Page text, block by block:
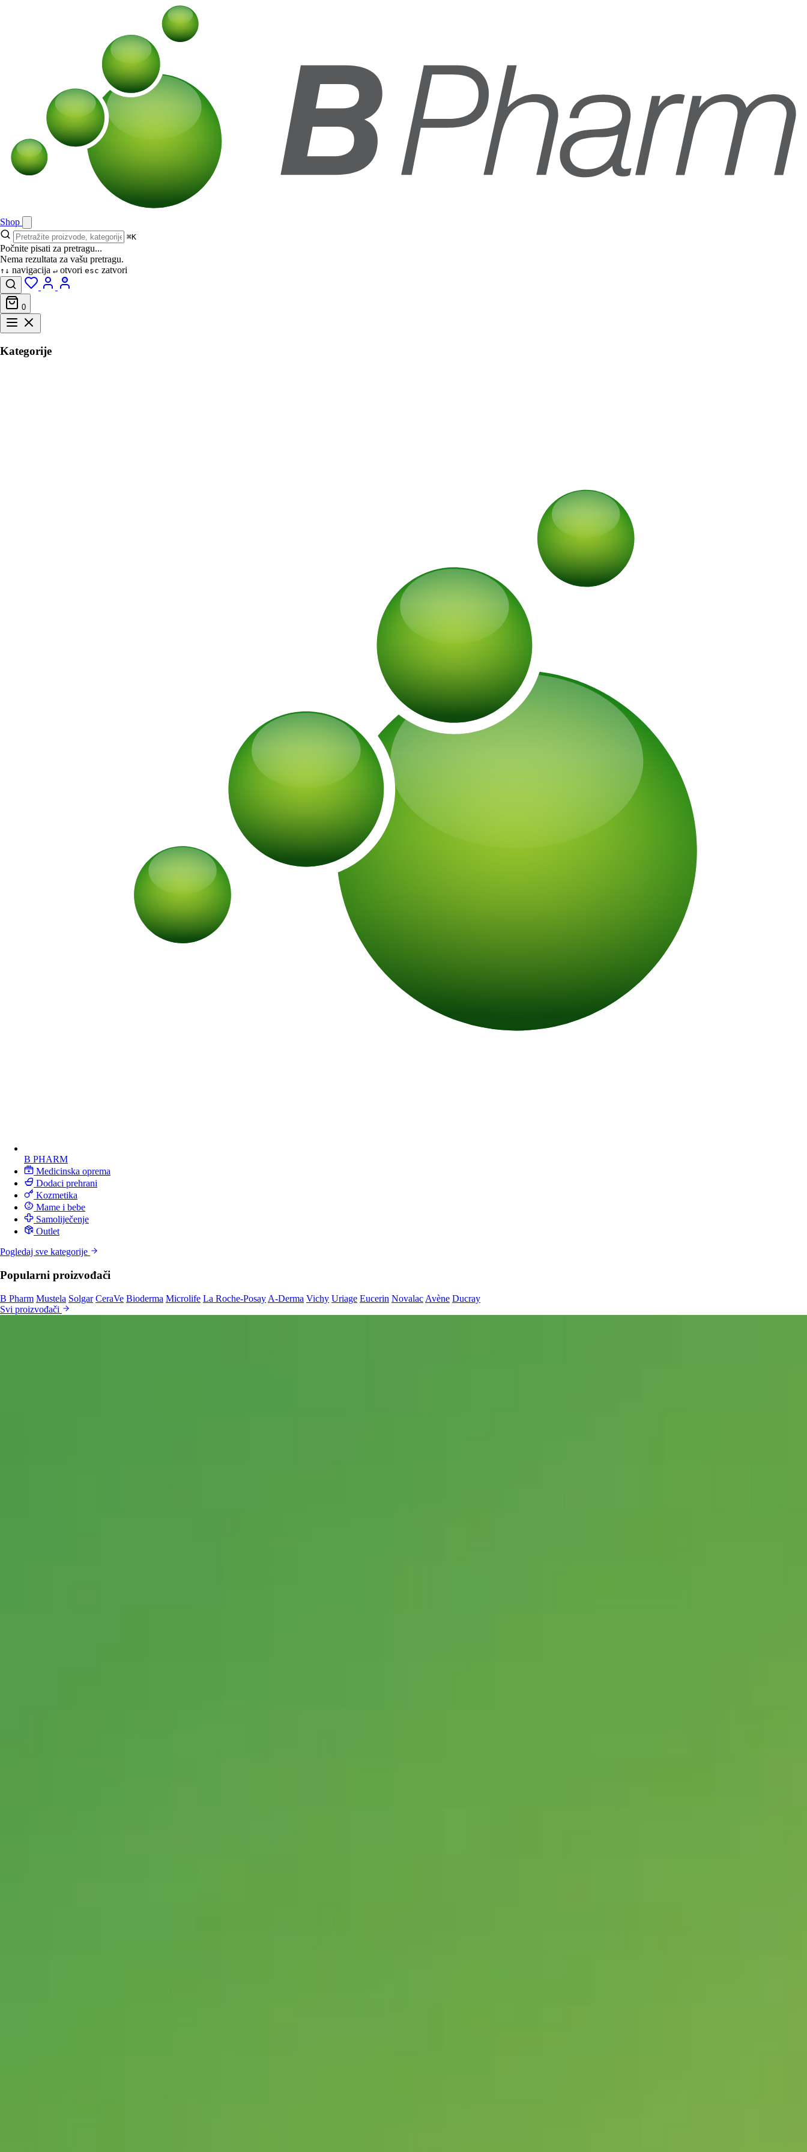
Shop
⌘K
Počnite pisati za pretragu...
Nema rezultata za vašu pretragu.
↑↓ navigacija ↵ otvori esc zatvori
0
Kategorije
B PHARM
Medicinska oprema
Dodaci prehrani
Kozmetika
Mame i bebe
Samoliječenje
Outlet
Pogledaj sve kategorije
Popularni proizvođači
B Pharm Mustela Solgar CeraVe Bioderma Microlife La Roche-Posay A-Derma Vichy Uriage Eucerin Novalac Avène Ducray
Svi proizvođači